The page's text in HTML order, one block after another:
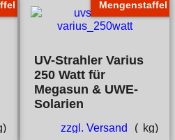
Mengenstaffel
UV-Strahler Varius
250 Watt für
Megasun & UWE-
Solarien
zzgl. Versand kg